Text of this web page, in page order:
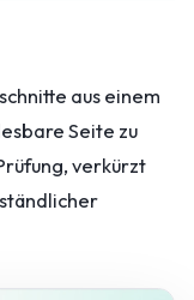
aus einem
Seite zu
verkürzt